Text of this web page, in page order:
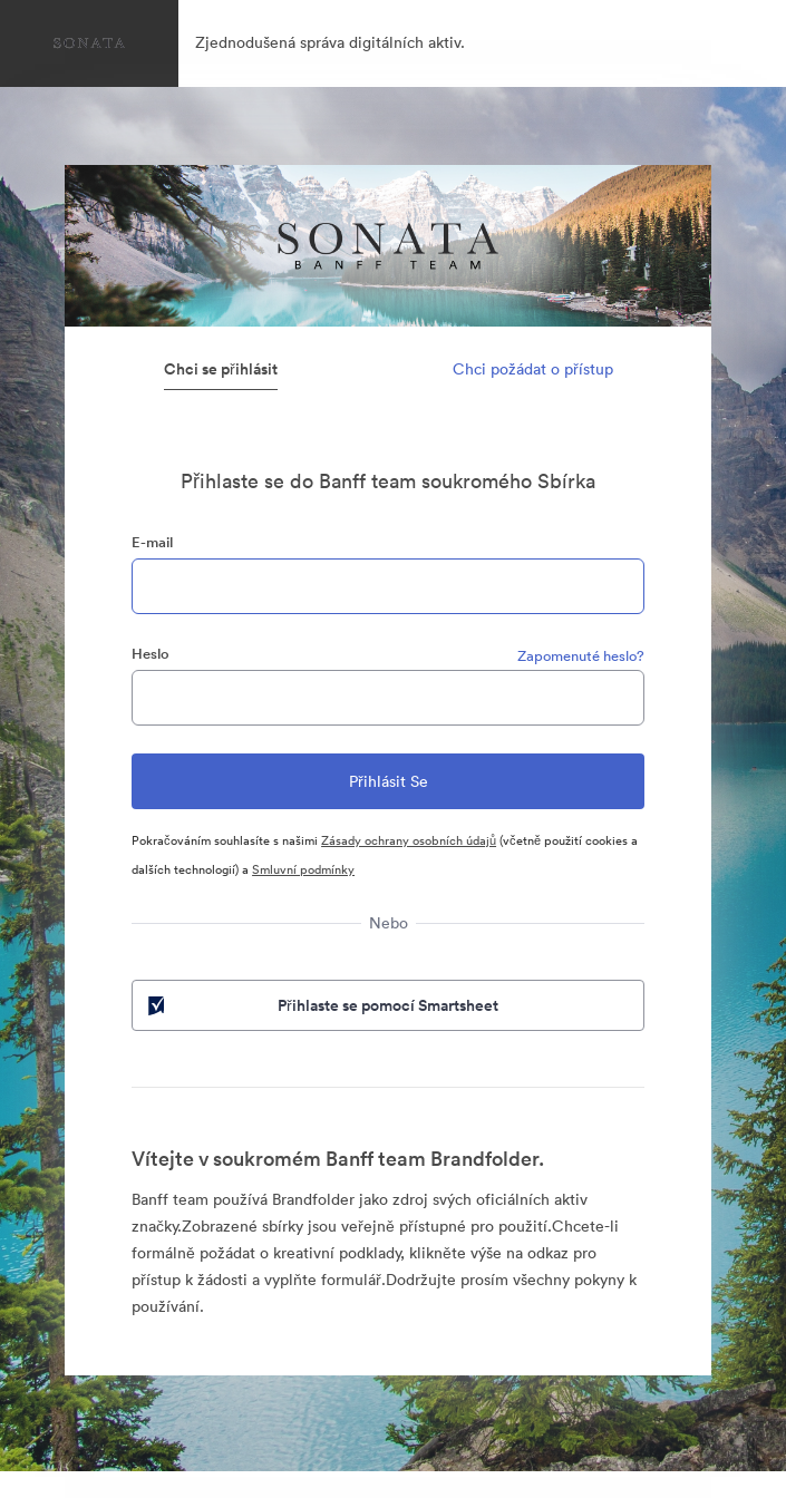
Zjednodušená správa digitálních aktiv.
Chci se přihlásit Chci požádat o přístup
Přihlaste se do Banff team soukromého Sbírka
E-mail
Heslo Zapomenuté heslo?
Pokračováním souhlasíte s našimiZásady ochrany osobních údajů(včetně použití cookies a
dalších technologií) aSmluvní podmínky
Nebo
Přihlaste se pomocí Smartsheet
Vítejte v soukromém Banff team Brandfolder.
Banff team používá Brandfolder jako zdroj svých oficiálních aktiv
značky.Zobrazené sbírky jsou veřejně přístupné pro použití.Chcete-li
formálně požádat o kreativní podklady, klikněte výše na odkaz pro
přístup k žádosti a vyplňte formulář.Dodržujte prosím všechny pokyny k
používání.